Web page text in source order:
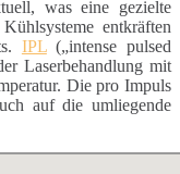
was eine gezielte
entkräften
IPL(„intense pulsed
Laserbehandlung mit
Die pro Impuls
auf die umliegende